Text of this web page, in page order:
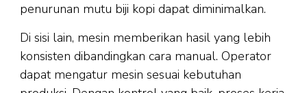
penurunan mutu biji kopi dapat diminimalkan.
Di sisi lain, mesin memberikan hasil yang lebih
konsisten dibandingkan cara manual. Operator
dapat mengatur mesin sesuai kebutuhan